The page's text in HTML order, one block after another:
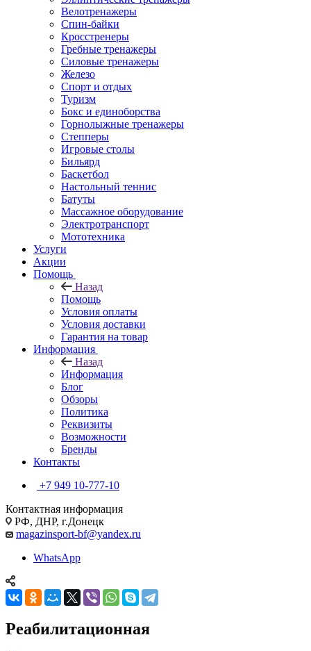
Велотренажеры
Спин-байки
Кросстренеры
Гребные тренажеры
Силовые тренажеры
Железо
Спорт и отдых
Туризм
Бокс и единоборства
Горнолыжные тренажеры
Степперы
Игровые столы
Бильярд
Баскетбол
Настольный теннис
Батуты
Массажное оборудование
Электротранспорт
Мототехника
Услуги
Акции
Помощь
Назад
Помощь
Условия оплаты
Условия доставки
Гарантия на товар
Информация
Назад
Информация
Блог
Обзоры
Политика
Реквизиты
Возможности
Бренды
Контакты
+7 949 10-777-10
Контактная информация
РФ, ДНР, г.Донецк
magazinsport-bf@yandex.ru
WhatsApp
Реабилитационная